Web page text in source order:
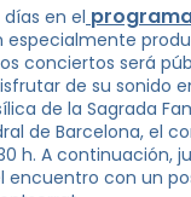
en el
conciertos será
de su sonido
de la Sagrada
de Barcelona, el
h. A continuación,
encuentro con un